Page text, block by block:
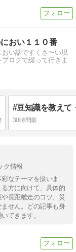
おい１１０番
い話ですくさ〜い現
ログで綴って行きま
30時間前
ク情報
なテーマを扱いま
方に向けて、具体的
長距離走のコツ、災
せん。どの記事も身
てきます。